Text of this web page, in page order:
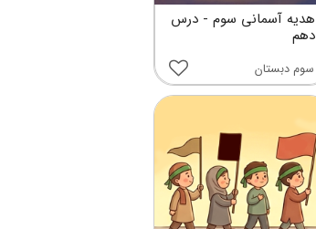
هدیه آسمانی سوم - درس
دهم
سوم دبستان